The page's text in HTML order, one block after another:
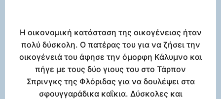
Η οικονομική κατάσταση της οικογένειας ήταν
πολύ δύσκολη. Ο πατέρας του για να ζήσει την
οικογένειά του άφησε την όμορφη Κάλυμνο και
πήγε με τους δύο γιους του στο Τάρπον
Σπρινγκς της Φλόριδας για να δουλέψει στα
σφουγγαράδικα καΐκια. Δύσκολες και